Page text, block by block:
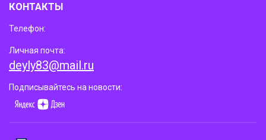
КОНТАКТЫ
Телефон:
Личная почта:
deyly83@mail.ru
Подписывайтесь на новости: